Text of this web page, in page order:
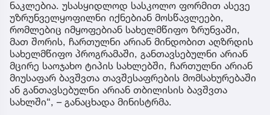
ნაკლებია. უსასყიდლოდ სასკოლო ფორმით ასევე
უზრუნველყოფილნი იქნებიან მოსწავლეები,
რომლებიც იმყოფებიან სახელმწიფო ზრუნვაში,
მათ შორის, ჩართულნი არიან მინდობით აღზრდის
სახელმწიფო პროგრამაში, განთავსებულნი არიან
მცირე საოჯახო ტიპის სახლებში, ჩართულნი არიან
მიუსაფარ ბავშვთა თავშესაფრების მომსახურებაში
ან განთავსებულნი არიან თბილისის ბავშვთა
სახლში“, – განაცხადა მინისტრმა.